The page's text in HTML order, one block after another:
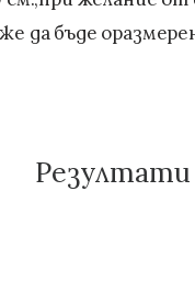
да бъде
Резултати